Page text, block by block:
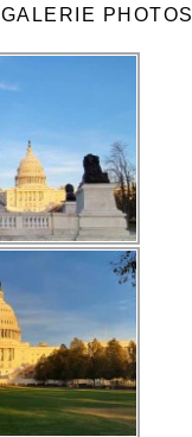
GALERIE PHOTOS